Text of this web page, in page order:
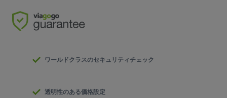
ワールドクラスのセキュリティチェック
透明性のある価格設定